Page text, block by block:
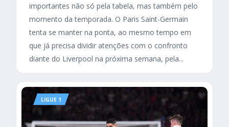
importantes não só pela tabela, mas também pelo
momento da temporada. O Paris Saint-Germain
tenta se manter na ponta, ao mesmo tempo em
que já precisa dividir atenções com o confronto
diante do Liverpool na próxima semana, pela...
LIGUE 1